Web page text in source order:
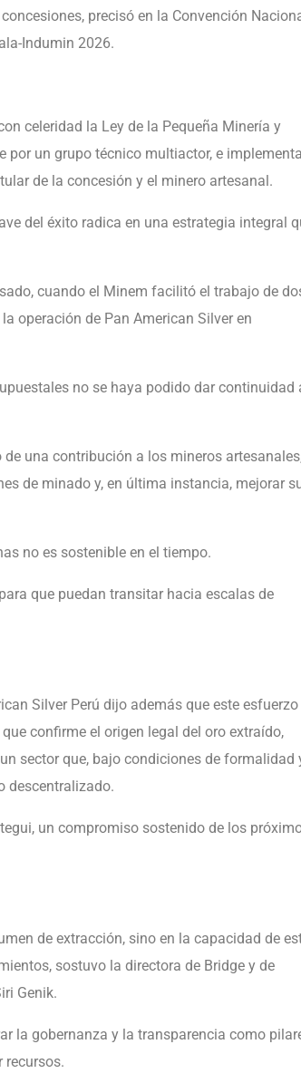
precisó en la Convención
Indumin 2026.
celeridad la Ley de la Pequeña Minería y
por un grupo técnico multiactor, e
de la concesión y el minero artesanal.
del éxito radica en una estrategia integral
cuando el Minem facilitó el trabajo de
operación de Pan American Silver en
no se haya podido dar continuidad
una contribución a los mineros
de minado y, en última instancia, mejorar
no es sostenible en el tiempo.
que puedan transitar hacia escalas de
Silver Perú dijo además que este esfuerzo
confirme el origen legal del oro extraído,
sector que, bajo condiciones de formalidad
descentralizado.
un compromiso sostenido de los
de extracción, sino en la capacidad de
sostuvo la directora de Bridge y de
Genik.
la gobernanza y la transparencia como
recursos.